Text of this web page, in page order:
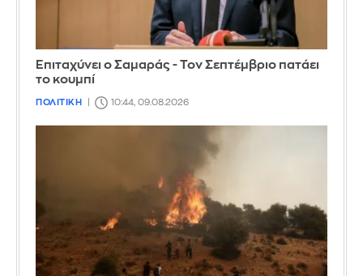
Επιταχύνει ο Σαμαράς - Τον Σεπτέμβριο πατάει
το κουμπί
ΠΟΛΙΤΙΚΗ 10:44, 09.08.2026